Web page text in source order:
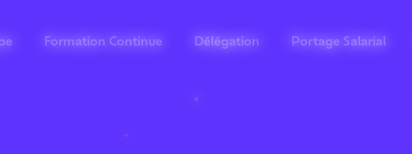
Formation Continue Délégation Portage Salarial